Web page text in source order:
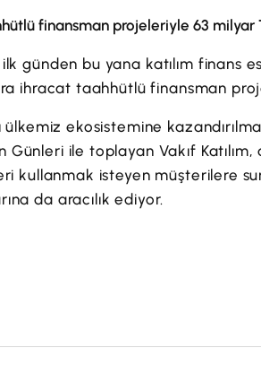
finansman projeleriyle 63 milyar
ilk günden bu yana katılım finans
ihracat taahhütlü finansman
ülkemiz ekosistemine
Günleri ile toplayan Vakıf
kullanmak isteyen müşterilere
da aracılık ediyor.